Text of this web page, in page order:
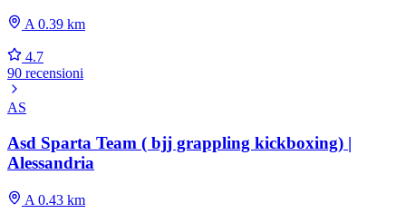
A 0.39 km
4.7
90 recensioni
AS
Asd Sparta Team ( bjj grappling kickboxing) |
Alessandria
A 0.43 km